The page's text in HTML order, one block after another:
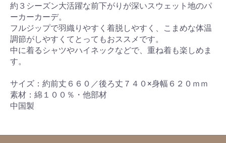
約３シーズン大活躍な前下がりが深いスウェット地のパ
ーカーカーデ。
フルジップで羽織りやすく着脱しやすく、こまめな体温
調節がしやすくてとってもおススメです。
中に着るシャツやハイネックなどで、重ね着も楽しめま
す。
サイズ：約前丈６６０／後ろ丈７４０×身幅６２０ｍｍ
素材：綿１００％・他部材
中国製